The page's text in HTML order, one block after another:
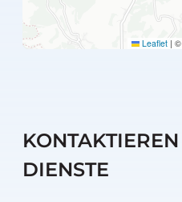
Leaflet | ©
DIENSTE